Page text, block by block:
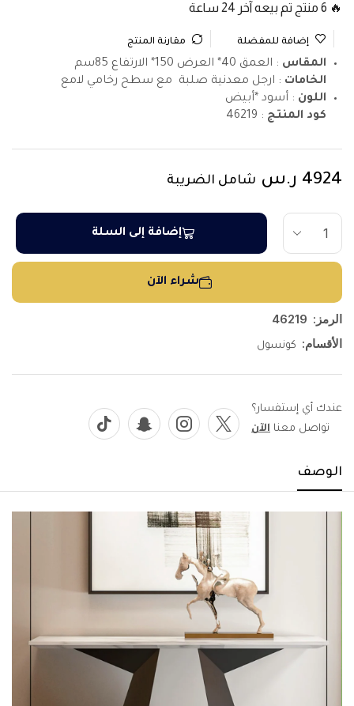
🔥 6 منتج تم بيعه آخر 24 ساعة
إضافة للمفضلة مقارنة المنتج
المقاس : العمق 40* العرض 150* الارتفاع 85سم
الخامات : ارجل معدنية صلبة مع سطح رخامي لامع
اللون : أسود *أبيض
كود المنتج :
46219
4924 ر.س شامل الضريبة
إضافة إلى السلة
شراء الآن
الرمز: 46219
الأقسام: كونسول
عندك أي إستفسار؟
تواصل معنا الآن
الوصف